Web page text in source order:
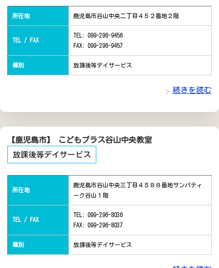
所在地 鹿児島市谷山中央二丁目４５２番地２階
TEL / FAX
TEL: 099-296-9456
FAX: 099-296-9457
種別 放課後等デイサービス
続きを読む
【鹿児島市】 こどもプラス谷山中央教室
放課後等デイサービス
所在地
鹿児島市谷山中央三丁目４５８８番地サンパティ
ーク谷山１階
TEL / FAX
TEL: 099-296-8036
FAX: 099-296-8037
種別 放課後等デイサービス